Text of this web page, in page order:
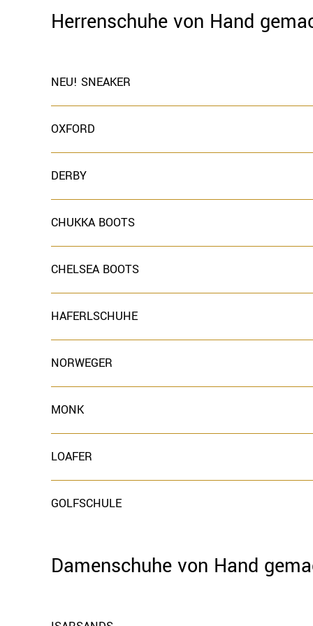
Herrenschuhe von Hand
NEU! SNEAKER
OXFORD
DERBY
CHUKKA BOOTS
CHELSEA BOOTS
HAFERLSCHUHE
NORWEGER
MONK
LOAFER
GOLFSCHULE
Damenschuhe von Hand